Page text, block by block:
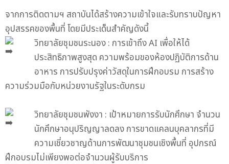
จากการติดตามฯ สถาบันได้สร้างความเข้าใจและรับทราบปัญหา
อุปสรรคของพื้นที่ โดยมีประเด็นสำคัญดังนี้
วิทยาลัยชุมชนระนอง : การเข้าถึง AI เพื่อให้ได้
ประสิทธิภาพสูงสุด ความพร้อมของห้องปฏิบัติการด้าน
อาหาร การปรับปรุงค่าวัสดุในการฝึกอบรม การสร้าง
ความร่วมมือกับหน่วยงานรัฐในระดับกรม
วิทยาลัยชุมชนพังงา : เป้าหมายการรับนักศึกษา จำนวน
นักศึกษาอนุปริญญาลดลง การขาดแคลนบุคลากรที่มี
ความเชี่ยวชาญด้านการพัฒนาชุมชนเชิงพื้นที่ อุปกรณ์
ฝึกอบรมไม่เพียงพอต่อจำนวนผู้รับบริการ